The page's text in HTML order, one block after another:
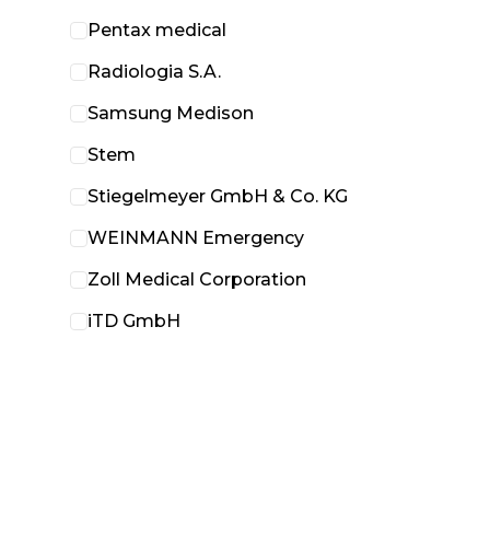
Pentax medical
Radiologia S.A.
Samsung Medison
Stem
Stiegelmeyer GmbH & Co. KG
WEINMANN Emergency
Zoll Medical Corporation
iTD GmbH